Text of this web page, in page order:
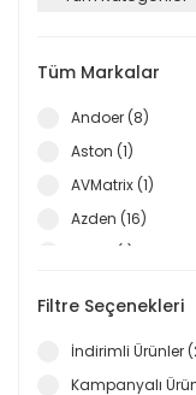
Tüm Markalar
Andoer (8)
Aston (1)
AVMatrix (1)
Azden (16)
Benro (1)
Boya (308)
Camten (4)
Canon (1)
Filtre Seçenekleri
İndirimli Ürünler
Kampanyalı